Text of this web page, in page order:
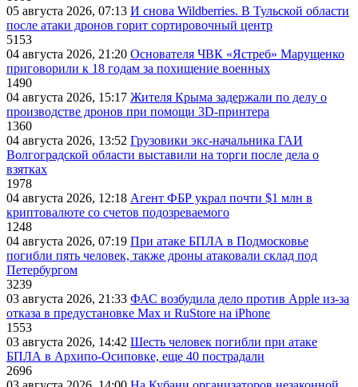
05 августа 2026, 07:13 И снова Wildberries. В Тульской области
после атаки дронов горит сортировочный центр
5153
04 августа 2026, 21:20 Основателя ЧВК «Ястреб» Марущенко
приговорили к 18 годам за похищение военных
1490
04 августа 2026, 15:17 Жителя Крыма задержали по делу о
производстве дронов при помощи 3D‑принтера
1360
04 августа 2026, 13:52 Грузовики экс-начальника ГАИ
Волгоградской области выставили на торги после дела о
взятках
1978
04 августа 2026, 12:18 Агент ФБР украл почти $1 млн в
криптовалюте со счетов подозреваемого
1248
04 августа 2026, 07:19 При атаке БПЛА в Подмосковье
погибли пять человек, также дроны атаковали склад под
Петербургом
3239
03 августа 2026, 21:33 ФАС возбудила дело против Apple из-за
отказа в предустановке Max и RuStore на iPhone
1553
03 августа 2026, 14:42 Шесть человек погибли при атаке
БПЛА в Архипо-Осиповке, еще 40 пострадали
2696